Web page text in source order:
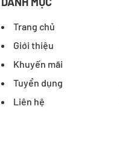
Trang chủ
Giới thiệu
Khuyến mãi
Tuyển dụng
Liên hệ